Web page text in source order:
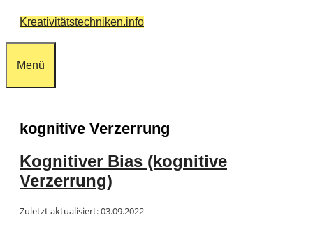
ZumKreativitätstechniken.info
Menü
kognitive Verzerrung
Kognitiver Bias (kognitive
Verzerrung)
Zuletzt aktualisiert: 03.09.2022